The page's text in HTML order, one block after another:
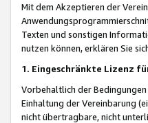
Mit dem Akzeptieren der
Texten und sonstigen
nutzen können, erklären Sie
1. Eingeschränkte Lizenz
Vorbehaltlich der
Einhaltung der Vereinbarung
nicht übertragbare, nicht